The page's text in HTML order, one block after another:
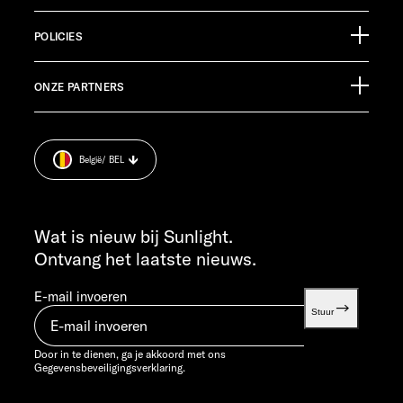
88299 Leutkirch
Germany
KLANTENSERVICE
service@service.sunlight.de
MA T/M DO 7:30 - 12:00 UUR EN 13:00 - 16:00 UUR
VR 7:30 - 12:00 UUR
info@sunlight.de
Informatiemateriaal
POLICIES
Afdruk.
Cookie Consent
Informatie over het gewicht
ONZE PARTNERS
Wat is nieuw bij Sunlight.
Ontvang het laatste nieuws.
E-mail invoeren
Stuur
Door in te dienen, ga je akkoord met ons
Gegevensbeveiligingsverklaring.
België/ BEL